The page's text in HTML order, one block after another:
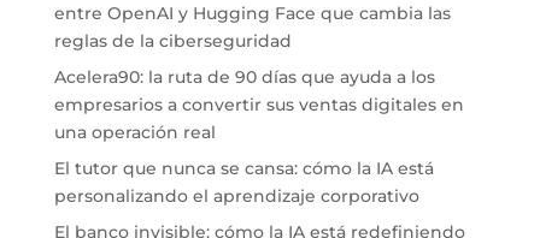
entre OpenAI y Hugging Face que cambia las
reglas de la ciberseguridad
Acelera90: la ruta de 90 días que ayuda a los
empresarios a convertir sus ventas digitales en
una operación real
El tutor que nunca se cansa: cómo la IA está
personalizando el aprendizaje corporativo
El banco invisible: cómo la IA está redefiniendo